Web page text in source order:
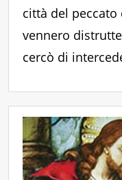
città del
vennero
cercò di